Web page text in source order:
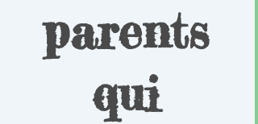
parents
qui